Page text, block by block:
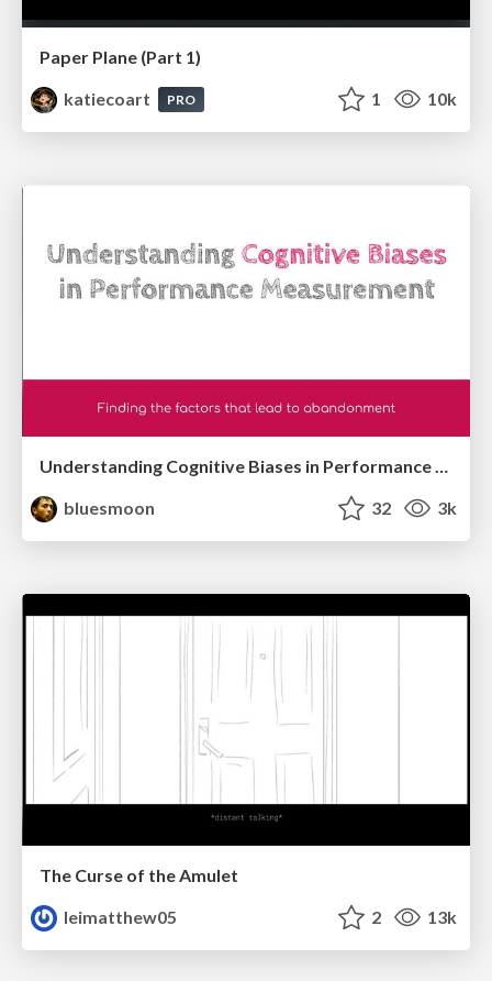
Paper Plane (Part 1)
katiecoart
PRO 1 10k
Understanding Cognitive Biases in Performance Measurement
bluesmoon
32 3k
The Curse of the Amulet
leimatthew05
2 13k